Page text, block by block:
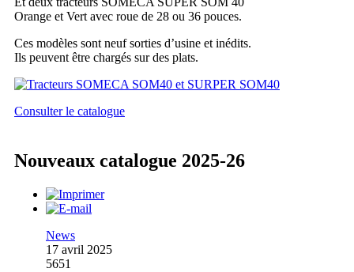
Orange et Vert avec roue de 28 ou 36 pouces.
Ces modèles sont neuf sorties d’usine et inédits.
Ils peuvent être chargés sur des plats.
Consulter le catalogue
Nouveaux catalogue 2025-26
News
17 avril 2025
5651